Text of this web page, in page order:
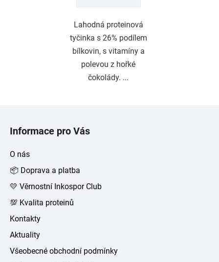
Lahodná proteinová
tyčinka s 26% podílem
bílkovin, s vitamíny a
polevou z hořké
čokolády. ...
Informace pro Vás
O nás
📦 Doprava a platba
💛 Věrnostní Inkospor Club
💯 Kvalita proteinů
Kontakty
Aktuality
Všeobecné obchodní podmínky